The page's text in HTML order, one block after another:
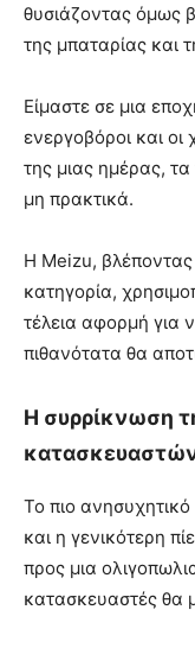
θυσιάζοντας όμως
της μπαταρίας και
Είμαστε σε μια
ενεργοβόροι και
της μιας ημέρας,
μη πρακτικά.
Η Meizu,
κατηγορία,
τέλεια αφορμή για
πιθανότατα θα
Η συρρίκνωση
Το πιο
και η γενικότερη
προς μια
κατασκευαστές θα